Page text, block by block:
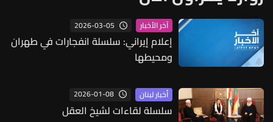
آخر الأخبار 2026-03-05
إعلام إيراني: سلسلة انفجارات في طهران
ومحيطها
أخبار لبنان 2026-01-08
سلسلة لقاءات لشيخ العقل